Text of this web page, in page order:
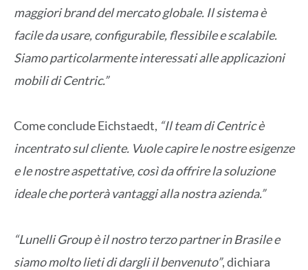
maggiori brand del mercato globale. Il sistema è
facile da usare, configurabile, flessibile e scalabile.
Siamo particolarmente interessati alle applicazioni
mobili di Centric.”
Come conclude Eichstaedt, “Il team di Centric è
incentrato sul cliente. Vuole capire le nostre esigenze
e le nostre aspettative, così da offrire la soluzione
ideale che porterà vantaggi alla nostra azienda.”
“Lunelli Group è il nostro terzo partner in Brasile e
siamo molto lieti di dargli il benvenuto”, dichiara